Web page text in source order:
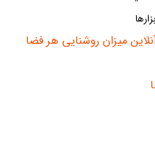
میزان روشنایی هر فضا